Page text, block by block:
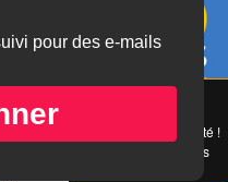
😉 LA carte de réduction
accessible à tous et valable
1 an entier en Franche-Comté !
👍 + de 350 Partenaires dans
pour des e-mails